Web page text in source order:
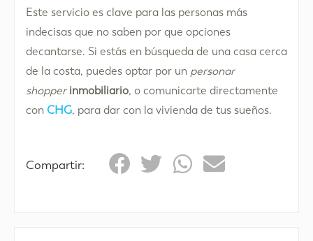
Este servicio es clave para las personas más
indecisas que no saben por que opciones
decantarse. Si estás en búsqueda de una casa cerca
de la costa, puedes optar por un personar
shopperinmobiliario, o comunicarte directamente
con CHG, para dar con la vivienda de tus sueños.
Compartir: